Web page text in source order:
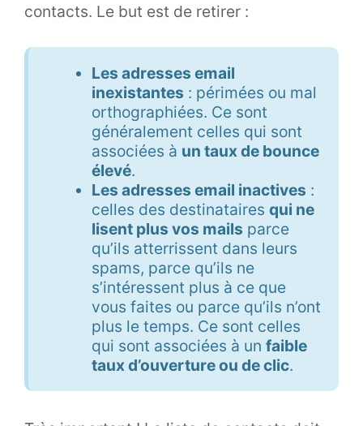
contacts. Le but est de retirer :
Les adresses email
inexistantes : périmées ou mal
orthographiées. Ce sont
généralement celles qui sont
associées à un taux de bounce
élevé.
Les adresses email inactives :
celles des destinataires qui ne
lisent plus vos mails parce
qu’ils atterrissent dans leurs
spams, parce qu’ils ne
s’intéressent plus à ce que
vous faites ou parce qu’ils n’ont
plus le temps. Ce sont celles
qui sont associées à un faible
taux d’ouverture ou de clic.